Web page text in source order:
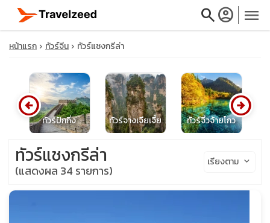
searchaccount_circle menu
close
travel_explore
calendar_month
หน้าแรก ทัวร์จีน ทัวร์แชงกรีล่า
ทัวร์ปักกิ่ง ทัวร์จางเจียเจี้ย ทัวร์จิ่วจ้ายโกว
arrow_circle_left arrow_circle_right
ทัวร์แชงกรีล่า
(แสดงผล 34 รายการ)
เรียงตาม keyboard_arrow_down